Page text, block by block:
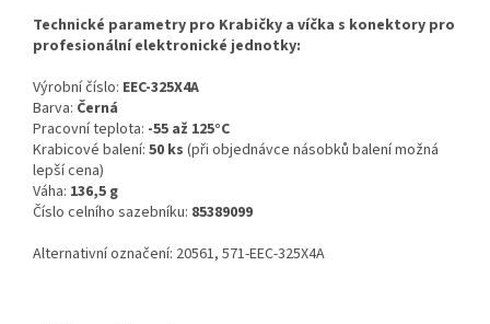
Technické parametry pro Krabičky a víčka s konektory pro
profesionální elektronické jednotky:
Výrobní číslo: EEC-325X4A
Barva: Černá
Pracovní teplota: -55 až 125°C
Krabicové balení: 50 ks (při objednávce násobků balení možná
lepší cena)
Váha: 136,5 g
Číslo celního sazebníku: 85389099
Alternativní označení: 20561, 571-EEC-325X4A